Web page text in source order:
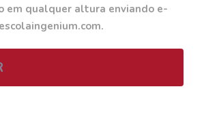
em qualquer altura enviando e-